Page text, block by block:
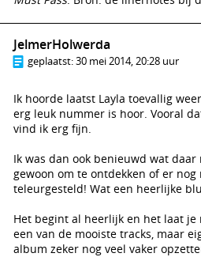
JelmerHolwerda
geplaatst:30 mei 2014, 20:28 uur
Ik hoorde laatst Layla toevallig
erg leuk nummer is hoor. Vooral
vind ik erg fijn.
Ik was dan ook benieuwd wat
gewoon om te ontdekken of er
teleurgesteld! Wat een heerlijke
Het begint al heerlijk en het laat
een van de mooiste tracks, maar
album zeker nog veel vaker